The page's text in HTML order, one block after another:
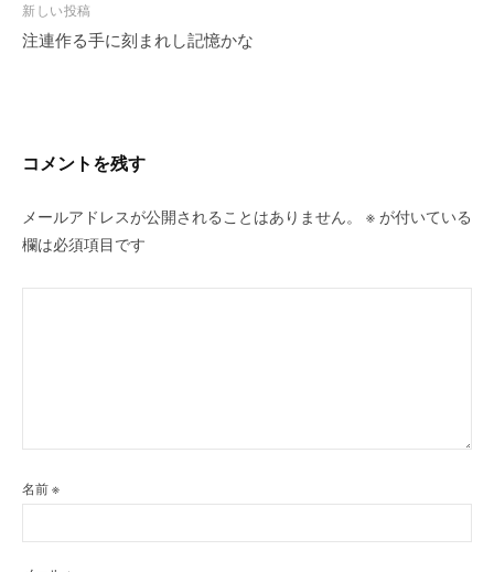
ビ
ゲ
ン
新しい投稿
注連作る手に刻まれし記憶かな
コメントを残す
メールアドレスが公開されることはありません。 ※ が付いている
欄は必須項目です
名前※